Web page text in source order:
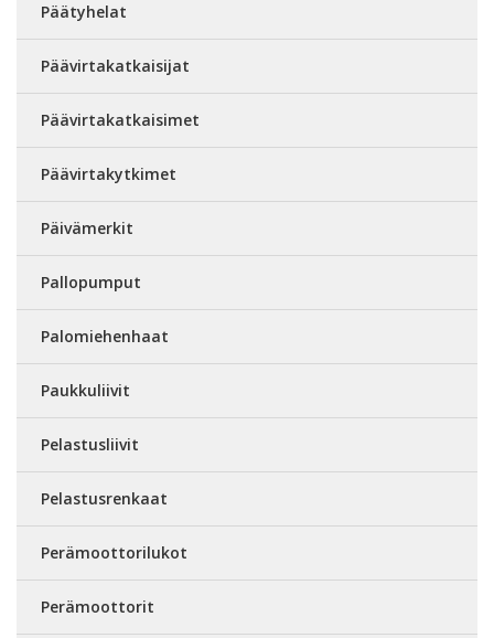
Päätyhelat
Päävirtakatkaisijat
Päävirtakatkaisimet
Päävirtakytkimet
Päivämerkit
Pallopumput
Palomiehenhaat
Paukkuliivit
Pelastusliivit
Pelastusrenkaat
Perämoottorilukot
Perämoottorit